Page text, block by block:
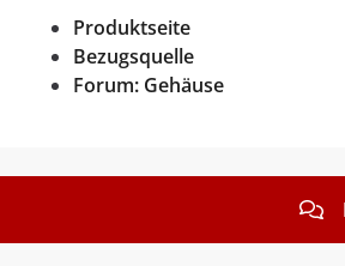
Produktseite
Bezugsquelle
Forum: Gehäuse